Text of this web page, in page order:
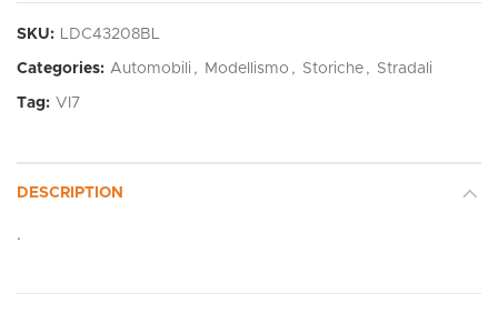
SKU: LDC43208BL
Categories: Automobili , Modellismo , Storiche , Stradali
Tag: VI7
DESCRIPTION
.